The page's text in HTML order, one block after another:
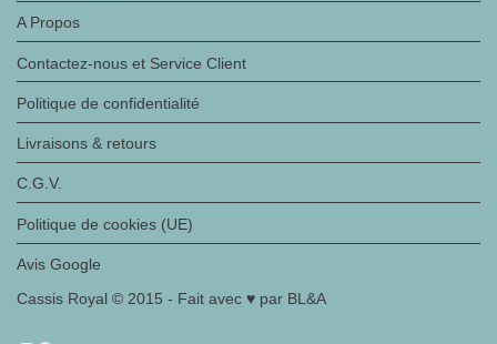
A Propos
Contactez-nous et Service Client
Politique de confidentialité
Livraisons & retours
C.G.V.
Politique de cookies (UE)
Avis Google
Cassis Royal © 2015 - Fait avec ♥ par BL&A